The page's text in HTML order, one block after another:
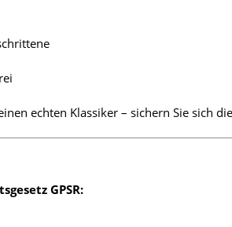
echten Klassiker – sichern Sie sich die
GPSR: